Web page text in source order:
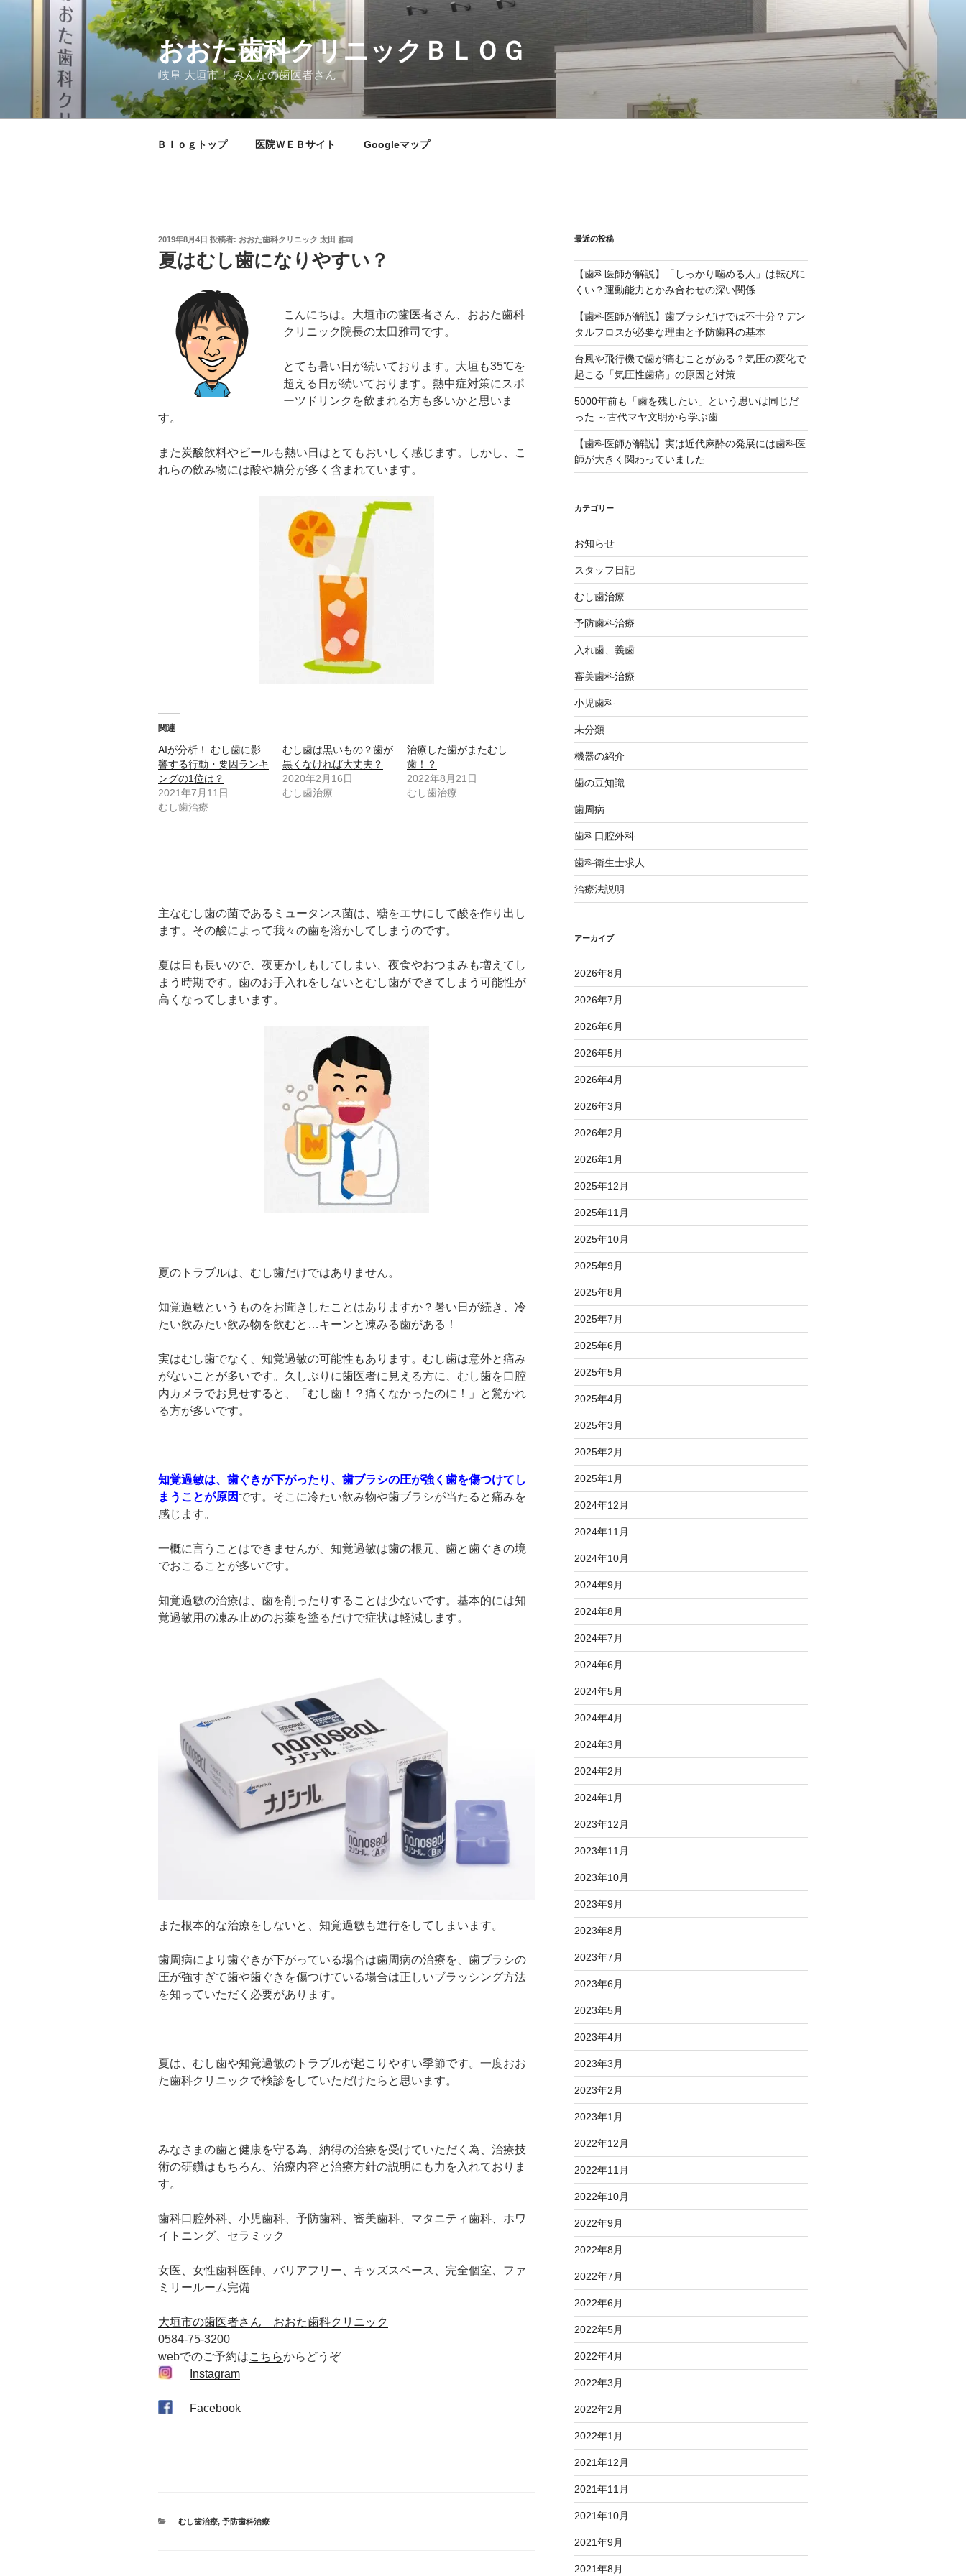
おおた歯科クリニックＢＬＯＧ
岐阜 大垣市！ みんなの歯医者さん
Ｂｌｏｇトップ 医院ＷＥＢサイト Googleマップ
投
稿
日:
2019年8月4日 投稿者: おおた歯科クリニック 太田 雅司
夏はむし歯になりやすい？
こんにちは。大垣市の歯医者さん、おおた歯科
クリニック院長の太田雅司です。
とても暑い日が続いております。大垣も35℃を
超える日が続いております。熱中症対策にスポ
ーツドリンクを飲まれる方も多いかと思いま
す。
また炭酸飲料やビールも熱い日はとてもおいしく感じます。しかし、こ
れらの飲み物には酸や糖分が多く含まれています。
関連
AIが分析！ むし歯に影
響する行動・要因ランキ
ングの1位は？
2021年7月11日
むし歯治療
むし歯は黒いもの？歯が
黒くなければ大丈夫？
2020年2月16日
むし歯治療
治療した歯がまたむし
歯！？
2022年8月21日
むし歯治療
主なむし歯の菌であるミュータンス菌は、糖をエサにして酸を作り出し
ます。その酸によって我々の歯を溶かしてしまうのです。
夏は日も長いので、夜更かしもしてしまい、夜食やおつまみも増えてし
まう時期です。歯のお手入れをしないとむし歯ができてしまう可能性が
高くなってしまいます。
夏のトラブルは、むし歯だけではありません。
知覚過敏というものをお聞きしたことはありますか？暑い日が続き、冷
たい飲みたい飲み物を飲むと…キーンと凍みる歯がある！
実はむし歯でなく、知覚過敏の可能性もあります。むし歯は意外と痛み
がないことが多いです。久しぶりに歯医者に見える方に、むし歯を口腔
内カメラでお見せすると、「むし歯！？痛くなかったのに！」と驚かれ
る方が多いです。
知覚過敏は、歯ぐきが下がったり、歯ブラシの圧が強く歯を傷つけてし
まうことが原因 です。そこに冷たい飲み物や歯ブラシが当たると痛みを
感じます。
一概に言うことはできませんが、知覚過敏は歯の根元、歯と歯ぐきの境
でおこることが多いです。
知覚過敏の治療は、歯を削ったりすることは少ないです。基本的には知
覚過敏用の凍み止めのお薬を塗るだけで症状は軽減します。
また根本的な治療をしないと、知覚過敏も進行をしてしまいます。
歯周病により歯ぐきが下がっている場合は歯周病の治療を、歯ブラシの
圧が強すぎて歯や歯ぐきを傷つけている場合は正しいブラッシング方法
を知っていただく必要があります。
夏は、むし歯や知覚過敏のトラブルが起こりやすい季節です。一度おお
た歯科クリニックで検診をしていただけたらと思います。
みなさまの歯と健康を守る為、納得の治療を受けていただく為、治療技
術の研鑽はもちろん、治療内容と治療方針の説明にも力を入れておりま
す。
歯科口腔外科、小児歯科、予防歯科、審美歯科、マタニティ歯科、ホワ
イトニング、セラミック
女医、女性歯科医師、バリアフリー、キッズスペース、完全個室、ファ
ミリールーム完備
大垣市の歯医者さん おおた歯科クリニック
0584-75-3200
webでのご予約はこちらからどうぞ
Instagram
Facebook
カ
むし歯治療, 予防歯科治療
最近の投稿
【歯科医師が解説】「しっかり噛める人」は転びに
くい？運動能力とかみ合わせの深い関係
【歯科医師が解説】歯ブラシだけでは不十分？デン
タルフロスが必要な理由と予防歯科の基本
台風や飛行機で歯が痛むことがある？気圧の変化で
起こる「気圧性歯痛」の原因と対策
5000年前も「歯を残したい」という思いは同じだ
った ～古代マヤ文明から学ぶ歯
【歯科医師が解説】実は近代麻酔の発展には歯科医
師が大きく関わっていました
カテゴリー
お知らせ
スタッフ日記
むし歯治療
予防歯科治療
入れ歯、義歯
審美歯科治療
小児歯科
未分類
機器の紹介
歯の豆知識
歯周病
歯科口腔外科
歯科衛生士求人
治療法説明
アーカイブ
2026年8月
2026年7月
2026年6月
2026年5月
2026年4月
2026年3月
2026年2月
2026年1月
2025年12月
2025年11月
2025年10月
2025年9月
2025年8月
2025年7月
2025年6月
2025年5月
2025年4月
2025年3月
2025年2月
2025年1月
2024年12月
2024年11月
2024年10月
2024年9月
2024年8月
2024年7月
2024年6月
2024年5月
2024年4月
2024年3月
2024年2月
2024年1月
2023年12月
2023年11月
2023年10月
2023年9月
2023年8月
2023年7月
2023年6月
2023年5月
2023年4月
2023年3月
2023年2月
2023年1月
2022年12月
2022年11月
2022年10月
2022年9月
2022年8月
2022年7月
2022年6月
2022年5月
2022年4月
2022年3月
2022年2月
2022年1月
2021年12月
2021年11月
2021年10月
2021年9月
2021年8月